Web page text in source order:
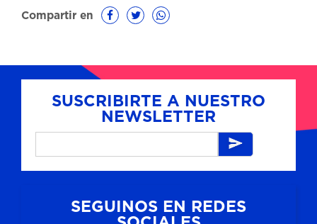
Compartir en
SUSCRIBIRTE A NUESTRO
NEWSLETTER
SEGUINOS EN REDES